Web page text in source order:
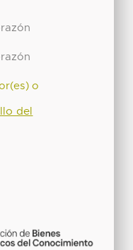
o
del